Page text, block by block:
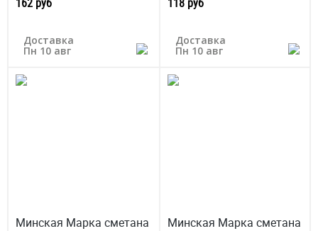
Доставка
Пн 10 авг
Доставка
Пн 10 авг
Минская Марка сметана
Минская Марка сметана